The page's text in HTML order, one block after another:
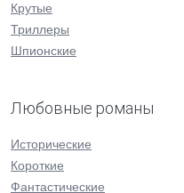
Крутые
Триллеры
Шпионские
Любовные романы
Исторические
Короткие
Фантастические